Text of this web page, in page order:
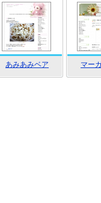
あみあみベア マー